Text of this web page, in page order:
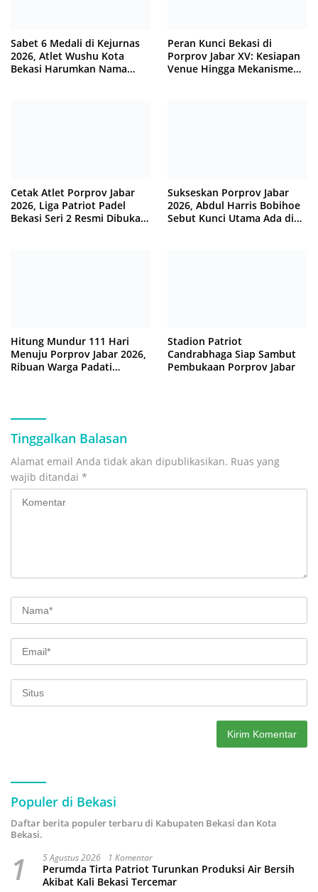
Sabet 6 Medali di Kejurnas
2026, Atlet Wushu Kota
Bekasi Harumkan Nama
Peran Kunci Bekasi di
Porprov Jabar XV: Kesiapan
Venue Hingga Mekanisme
Cetak Atlet Porprov Jabar
2026, Liga Patriot Padel
Bekasi Seri 2 Resmi Dibuka
Sukseskan Porprov Jabar
2026, Abdul Harris Bobihoe
Sebut Kunci Utama Ada di
Hitung Mundur 111 Hari
Menuju Porprov Jabar 2026,
Ribuan Warga Padati
Stadion Patriot
Candrabhaga Siap Sambut
Pembukaan Porprov Jabar
Tinggalkan Balasan
Alamat email Anda tidak akan dipublikasikan. Ruas yang
wajib ditandai *
Populer di Bekasi
Daftar berita populer terbaru di Kabupaten Bekasi dan Kota
Bekasi.
1 5 Agustus 2026 1 Komentar
Perumda Tirta Patriot Turunkan Produksi Air Bersih
Akibat Kali Bekasi Tercemar